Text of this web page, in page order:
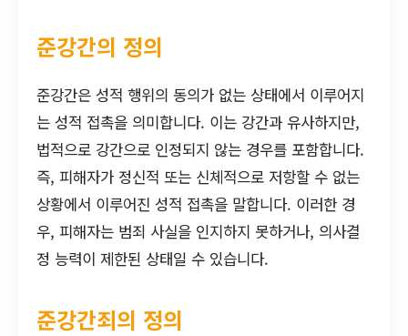
준강간의 정의
준강간은 성적 행위의 동의가 없는 상태에서 이루어지
는 성적 접촉을 의미합니다. 이는 강간과 유사하지만,
법적으로 강간으로 인정되지 않는 경우를 포함합니다.
즉, 피해자가 정신적 또는 신체적으로 저항할 수 없는
상황에서 이루어진 성적 접촉을 말합니다. 이러한 경
우, 피해자는 범죄 사실을 인지하지 못하거나, 의사결
정 능력이 제한된 상태일 수 있습니다.
준강간죄의 정의